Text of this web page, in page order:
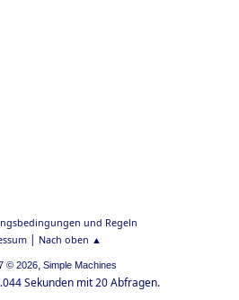
und Regeln
| Nach oben ▲
© 2026, Simple Machines
Sekunden mit 20 Abfragen.